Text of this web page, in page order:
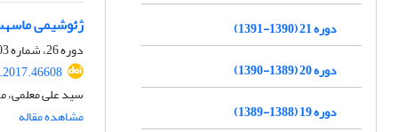
ژئوشیمی ماسه‎سنگ های سازند رازک، جنوب خاور حوضه رسوبی زاگرس: کاربرد در تعیین جایگاه زمین ساختی، سنگ مادر و هوازدگی دیرینه
دوره 26، شماره 103، بهار 1396، صفحه
سید علی
مشاهده مقاله
دوره 21 (1390-1391)
دوره 20 (1389-1390)
دوره 19 (1388-1389)